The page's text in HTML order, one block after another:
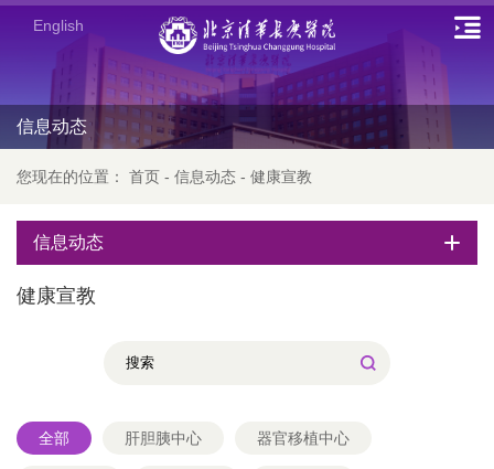
English
信息动态
您现在的位置： 首页 - 信息动态 - 健康宣教
信息动态
健康宣教
全部 肝胆胰中心 器官移植中心